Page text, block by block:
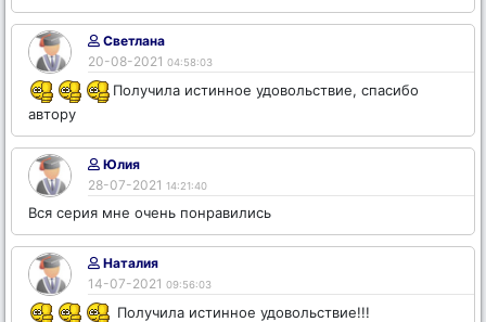
Светлана
20-08-2021 04:58:03
Получила истинное удовольствие, спасибо
автору
Юлия
28-07-2021 14:21:40
Вся серия мне очень понравились
Наталия
14-07-2021 09:56:03
Получила истинное удовольствие!!!